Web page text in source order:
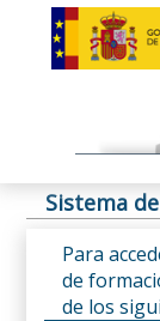
Sistema
Para
de
de los